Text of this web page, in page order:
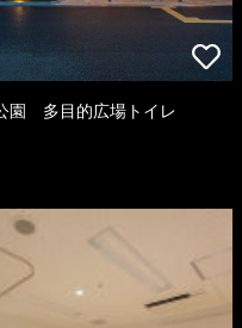
園 多目的広場トイレ